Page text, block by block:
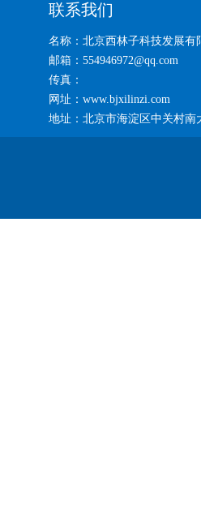
联系我们
名称：北京西林子科技发展有
邮箱：554946972@qq.com
传真：
网址：www.bjxilinzi.com
地址：北京市海淀区中关村南